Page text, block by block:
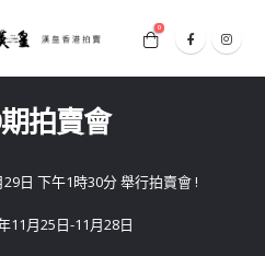
0
拍賣會
日 下午1時30分 舉行拍賣會 !
11月25日-11月28日